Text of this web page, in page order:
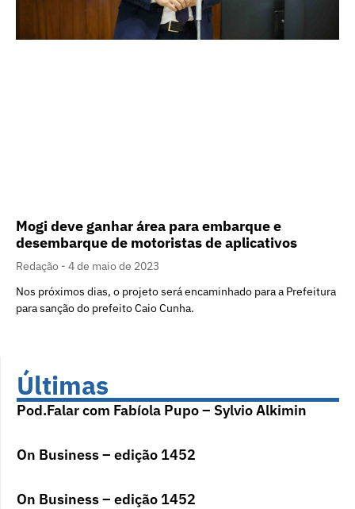
Mogi deve ganhar área para embarque e
desembarque de motoristas de aplicativos
Redação
4 de maio de 2023
Nos próximos dias, o projeto será encaminhado para a Prefeitura
para sanção do prefeito Caio Cunha.
Últimas
Pod.Falar com Fabíola Pupo – Sylvio Alkimin
On Business – edição 1452
On Business – edição 1452